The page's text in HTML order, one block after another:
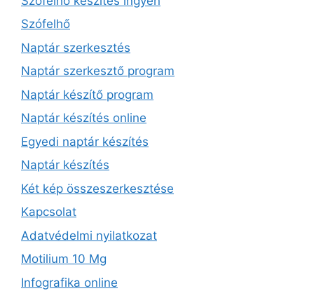
Szófelhő
Naptár szerkesztés
Naptár szerkesztő program
Naptár készítő program
Naptár készítés online
Egyedi naptár készítés
Naptár készítés
Két kép összeszerkesztése
Kapcsolat
Adatvédelmi nyilatkozat
Motilium 10 Mg
Infografika online